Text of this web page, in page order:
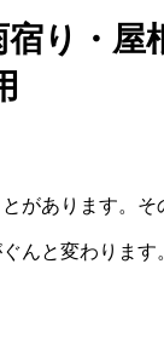
り・屋
があります。
んと変わりま